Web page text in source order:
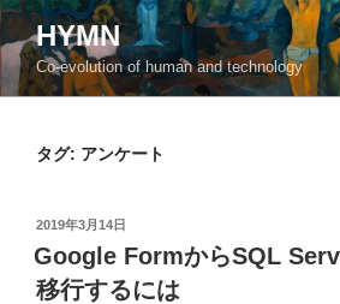
コ
ン
テ
ン
HYMN
Co-evolution of human and technology
タグ: アンケート
投
稿
日:
2019年3月14日
Google FormからSQL
移行するには